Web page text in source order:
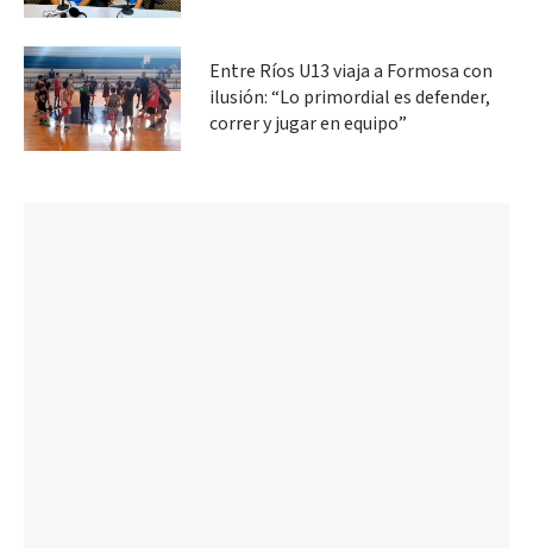
Entre Ríos U13 viaja a Formosa con
ilusión: “Lo primordial es defender,
correr y jugar en equipo”